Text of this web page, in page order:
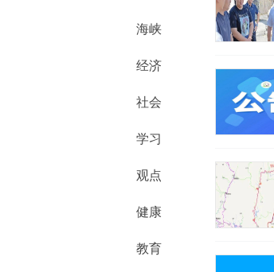
海峡
经济
社会
学习
观点
健康
教育